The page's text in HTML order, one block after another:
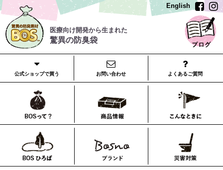
医療向け開発から生まれた
驚異の防臭袋
English
公式ショップで買う お問い合わせ よくあるご質問